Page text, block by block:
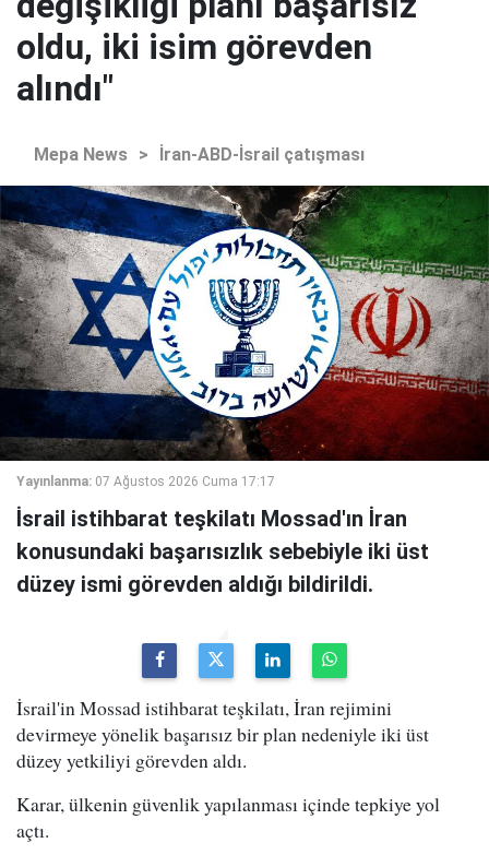
oldu, iki isim görevden
alındı"
Mepa News > İran-ABD-İsrail çatışması
Yayınlanma: 07 Ağustos 2026 Cuma 17:17
İsrail istihbarat teşkilatı Mossad'ın İran
konusundaki başarısızlık sebebiyle iki üst
düzey ismi görevden aldığı bildirildi.
İsrail'in Mossad istihbarat teşkilatı, İran rejimini
devirmeye yönelik başarısız bir plan nedeniyle iki üst
düzey yetkiliyi görevden aldı.
Karar, ülkenin güvenlik yapılanması içinde tepkiye yol
açtı.